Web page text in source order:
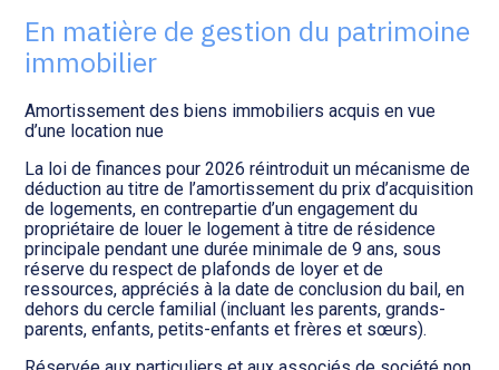
En matière de gestion du patrimoine
immobilier
Amortissement des biens immobiliers acquis en vue
d’une location nue
La loi de finances pour 2026 réintroduit un mécanisme de
déduction au titre de l’amortissement du prix d’acquisition
de logements, en contrepartie d’un engagement du
propriétaire de louer le logement à titre de résidence
principale pendant une durée minimale de 9 ans, sous
réserve du respect de plafonds de loyer et de
ressources, appréciés à la date de conclusion du bail, en
dehors du cercle familial (incluant les parents, grands-
parents, enfants, petits-enfants et frères et sœurs).